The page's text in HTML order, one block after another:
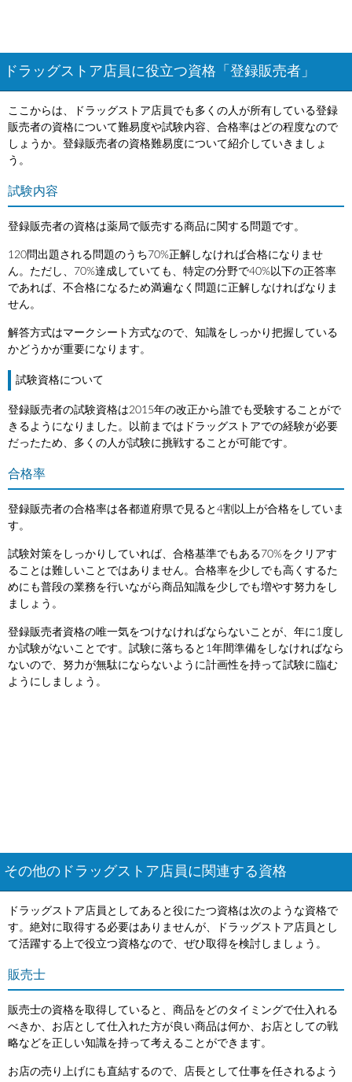
ドラッグストア店員に役立つ資格「登録販売者」
ここからは、ドラッグストア店員でも多くの人が所有している登録
販売者の資格について難易度や試験内容、合格率はどの程度なので
しょうか。登録販売者の資格難易度について紹介していきましょ
う。
試験内容
登録販売者の資格は薬局で販売する商品に関する問題です。
120問出題される問題のうち70%正解しなければ合格になりませ
ん。ただし、70%達成していても、特定の分野で40%以下の正答率
であれば、不合格になるため満遍なく問題に正解しなければなりま
せん。
解答方式はマークシート方式なので、知識をしっかり把握している
かどうかが重要になります。
試験資格について
登録販売者の試験資格は2015年の改正から誰でも受験することがで
きるようになりました。以前まではドラッグストアでの経験が必要
だったため、多くの人が試験に挑戦することが可能です。
合格率
登録販売者の合格率は各都道府県で見ると4割以上が合格をしていま
す。
試験対策をしっかりしていれば、合格基準でもある70%をクリアす
ることは難しいことではありません。合格率を少しでも高くするた
めにも普段の業務を行いながら商品知識を少しでも増やす努力をし
ましょう。
登録販売者資格の唯一気をつけなければならないことが、年に1度し
か試験がないことです。試験に落ちると1年間準備をしなければなら
ないので、努力が無駄にならないように計画性を持って試験に臨む
ようにしましょう。
その他のドラッグストア店員に関連する資格
ドラッグストア店員としてあると役にたつ資格は次のような資格で
す。絶対に取得する必要はありませんが、ドラッグストア店員とし
て活躍する上で役立つ資格なので、ぜひ取得を検討しましょう。
販売士
販売士の資格を取得していると、商品をどのタイミングで仕入れる
べきか、お店として仕入れた方が良い商品は何か、お店としての戦
略などを正しい知識を持って考えることができます。
お店の売り上げにも直結するので、店長として仕事を任されるよう